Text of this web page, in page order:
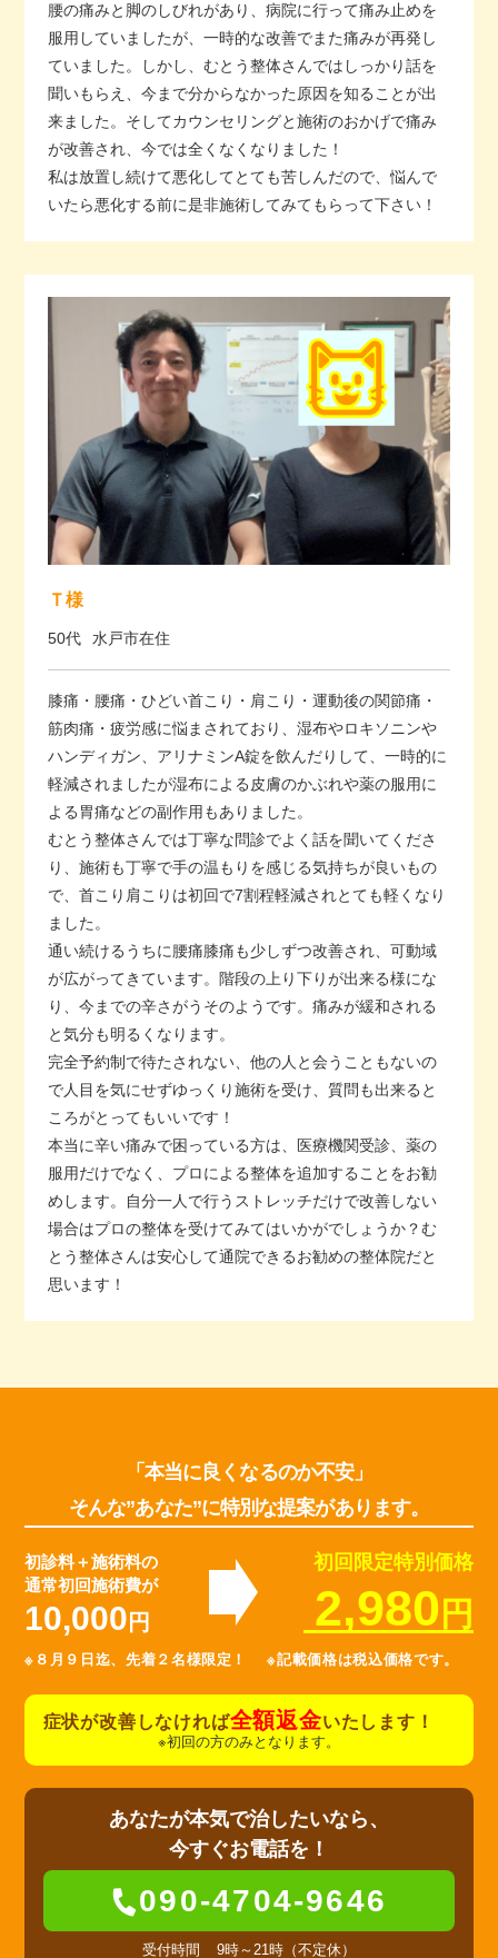
腰の痛みと脚のしびれがあり、病院に行って痛み止めを
服用していましたが、一時的な改善でまた痛みが再発し
ていました。しかし、むとう整体さんではしっかり話を
聞いもらえ、今まで分からなかった原因を知ることが出
来ました。そしてカウンセリングと施術のおかげで痛み
が改善され、今では全くなくなりました！
私は放置し続けて悪化してとても苦しんだので、悩んで
いたら悪化する前に是非施術してみてもらって下さい！
Ｔ様
50代 水戸市在住
膝痛・腰痛・ひどい首こり・肩こり・運動後の関節痛・
筋肉痛・疲労感に悩まされており、湿布やロキソニンや
ハンディガン、アリナミンA錠を飲んだりして、一時的に
軽減されましたが湿布による皮膚のかぶれや薬の服用に
よる胃痛などの副作用もありました。
むとう整体さんでは丁寧な問診でよく話を聞いてくださ
り、施術も丁寧で手の温もりを感じる気持ちが良いもの
で、首こり肩こりは初回で7割程軽減されとても軽くなり
ました。
通い続けるうちに腰痛膝痛も少しずつ改善され、可動域
が広がってきています。階段の上り下りが出来る様にな
り、今までの辛さがうそのようです。痛みが緩和される
と気分も明るくなります。
完全予約制で待たされない、他の人と会うこともないの
で人目を気にせずゆっくり施術を受け、質問も出来ると
ころがとってもいいです！
本当に辛い痛みで困っている方は、医療機関受診、薬の
服用だけでなく、プロによる整体を追加することをお勧
めします。自分一人で行うストレッチだけで改善しない
場合はプロの整体を受けてみてはいかがでしょうか？む
とう整体さんは安心して通院できるお勧めの整体院だと
思います！
「本当に良くなるのか不安」
そんな”あなた”に特別な提案があります。
初診料＋施術料の
通常初回施術費が
10,000 円
初回限定特別価格
2,980 円
※８月９日迄、先着２名様限定！ ※記載価格は税込価格です。
症状が改善しなければ全額返金いたします！
※初回の方のみとなります。
あなたが本気で治したいなら、
今すぐお電話を！
090-4704-9646
受付時間 9時～21時（不定休）